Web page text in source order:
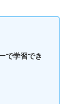
で学習でき